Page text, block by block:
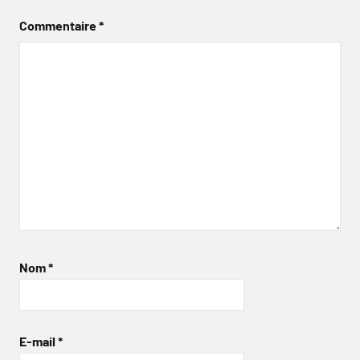
Commentaire*
Nom*
E-mail *